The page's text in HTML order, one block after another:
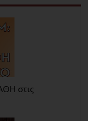
στις